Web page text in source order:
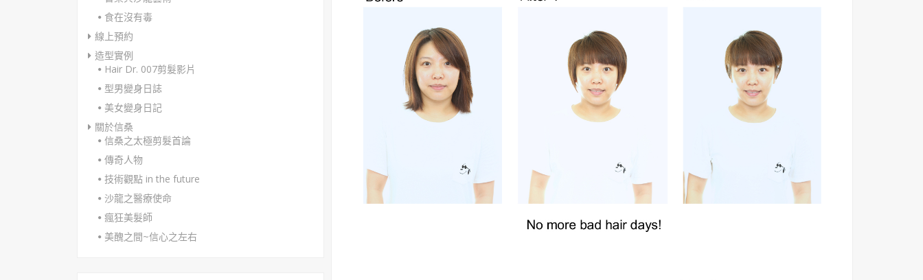
食在沒有毒
線上預約
造型實例
Hair Dr. 007剪髮影片
型男變身日誌
美女變身日記
關於信桑
信桑之太極剪髮首論
傳奇人物
技術觀點 in the future
沙龍之醫療使命
瘋狂美髮師
美醜之間~信心之左右